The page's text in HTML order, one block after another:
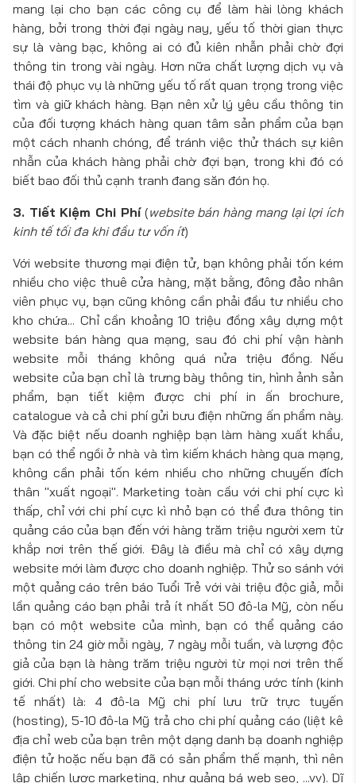
mang lại cho bạn các công cụ để làm hài lòng khách
hàng, bởi trong thời đại ngày nay, yếu tố thời gian thực
sự là vàng bạc, không ai có đủ kiên nhẫn phải chờ đợi
thông tin trong vài ngày. Hơn nữa chất lượng dịch vụ và
thái độ phục vụ là những yếu tố rất quan trọng trong việc
tìm và giữ khách hàng. Bạn nên xử lý yêu cầu thông tin
của đối tượng khách hàng quan tâm sản phẩm của bạn
một cách nhanh chóng, để tránh việc thử thách sự kiên
nhẫn của khách hàng phải chờ đợi bạn, trong khi đó có
biết bao đối thủ cạnh tranh đang săn đón họ.
3. Tiết Kiệm Chi Phí(website bán hàng mang lại lợi ích
kinh tế tối đa khi đầu tư vốn ít)
Với website thương mại điện tử, bạn không phải tốn kém
nhiều cho việc thuê cửa hàng, mặt bằng, đông đảo nhân
viên phục vụ, bạn cũng không cần phải đầu tư nhiều cho
kho chứa... Chỉ cần khoảng 10 triệu đồng xây dựng một
website bán hàng qua mạng, sau đó chi phí vận hành
website mỗi tháng không quá nửa triệu đồng. Nếu
website của bạn chỉ là trưng bày thông tin, hình ảnh sản
phẩm, bạn tiết kiệm được chi phí in ấn brochure,
catalogue và cả chi phí gửi bưu điện những ấn phẩm này.
Và đặc biệt nếu doanh nghiệp bạn làm hàng xuất khẩu,
bạn có thể ngồi ở nhà và tìm kiếm khách hàng qua mạng,
không cần phải tốn kém nhiều cho những chuyến đích
thân "xuất ngoại". Marketing toàn cầu với chi phí cực kì
thấp, chỉ với chi phí cực kì nhỏ bạn có thể đưa thông tin
quảng cáo của bạn đến với hàng trăm triệu người xem từ
khắp nơi trên thế giới. Đây là điều mà chỉ có xây dựng
website mới làm được cho doanh nghiệp. Thử so sánh với
một quảng cáo trên báo Tuổi Trẻ với vài triệu độc giả, mỗi
lần quảng cáo bạn phải trả ít nhất 50 đô-la Mỹ, còn nếu
bạn có một website của mình, bạn có thể quảng cáo
thông tin 24 giờ mỗi ngày, 7 ngày mỗi tuần, và lượng độc
giả của bạn là hàng trăm triệu người từ mọi nơi trên thế
giới. Chi phí cho website của bạn mỗi tháng ước tính (kinh
tế nhất) là: 4 đô-la Mỹ chi phí lưu trữ trực tuyến
(hosting), 5-10 đô-la Mỹ trả cho chi phí quảng cáo (liệt kê
địa chỉ web của bạn trên một dạng danh bạ doanh nghiệp
điện tử hoặc nếu bạn đã có sản phẩm thế mạnh, thì nên
lập chiến lược marketing, như quảng bá web seo, ...vv). Dĩ